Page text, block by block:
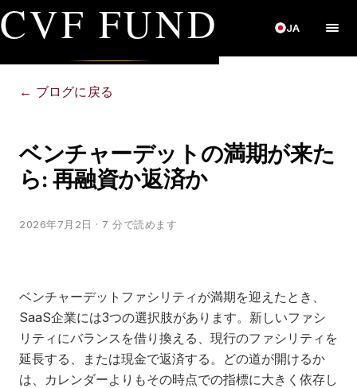
CVF FUND JA
← ブログに戻る
ベンチャーデットの満期が来た
ら: 再融資か返済か
2026年7月2日 · 7 分で読めます
ベンチャーデットファシリティが満期を迎えたとき、
SaaS企業には3つの選択肢があります。新しいファシ
リティにバランスを借り換える、現行のファシリティを
延長する、または現金で返済する。どの道が開けるか
は、カレンダーよりもその時点での指標に大きく依存し